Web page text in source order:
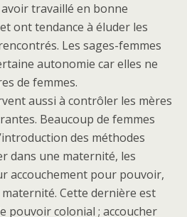
travaillé en bonne
ont tendance à éluder les
Les sages-femmes
autonomie car elles ne
de femmes.
aussi à contrôler les mères
Beaucoup de femmes
des méthodes
dans une maternité, les
accouchement pour pouvoir,
Cette dernière est
pouvoir colonial ; accoucher